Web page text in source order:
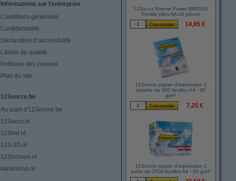
123accu Xtreme Power MN1500
Penlite piles AA 24 pièces
14,95 €
123encre papier d'impression 1
ramette de 500 feuilles A4 - 80
g/m²
7,25 €
123encre papier d'impression 1
boîte de 2500 feuilles A4 - 80 g/m²
Informations sur l'entreprise
Conditions générales
Confidentialité
Déclaration d’accessibilité
Labels de qualité
Politique des cookies
Plan du site
123encre.be
Au sujet d'123encre.be
123accu.nl
123led.nl
123-3D.nl
123schoon.nl
kabelshop.nl